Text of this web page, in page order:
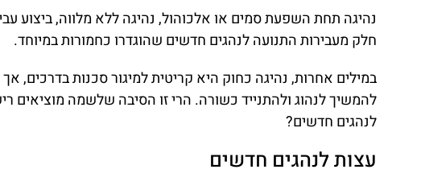
נהיגה תחת השפעת סמים או אלכוהול, נהיגה ללא מלווה, ביצוע
חלק מעבירות התנועה לנהגים חדשים שהוגדרו כחמורות במיוחד.
במילים אחרות, נהיגה כחוק היא קריטית למיגור סכנות בדרכים,
להמשיך לנהוג ולהתנייד כשורה. הרי זו הסיבה שלשמה
לנהגים חדשים?
עצות לנהגים חדשים